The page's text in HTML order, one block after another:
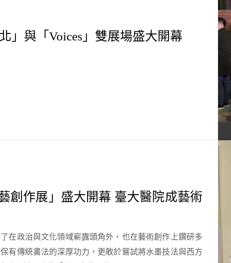
」與「Voices」雙展場盛大開幕
創作展」盛大開幕 臺大醫院成藝術
在政治與文化領域嶄露頭角外，也在藝術創作上鑽研多
有傳統書法的深厚功力，更敢於嘗試將水墨技法與西方